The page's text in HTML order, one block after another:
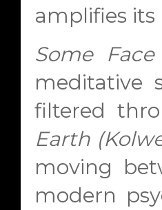
amplifies
Some
meditative
filtered
Earth
moving
modern